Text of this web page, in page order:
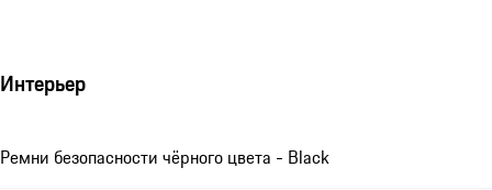
Интерьер
Ремни безопасности чёрного цвета - Black